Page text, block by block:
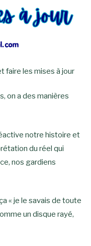
faire les mises à jour
on a des manières
notre histoire et
du réel qui
nos gardiens
« je le savais de toute
un disque rayé,